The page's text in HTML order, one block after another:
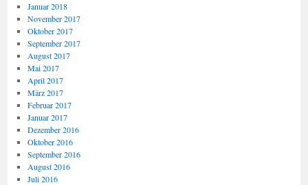
Januar 2018
November 2017
Oktober 2017
September 2017
August 2017
Mai 2017
April 2017
März 2017
Februar 2017
Januar 2017
Dezember 2016
Oktober 2016
September 2016
August 2016
Juli 2016